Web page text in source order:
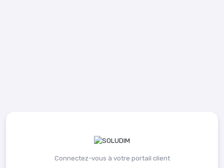
Connectez-vous à votre portail client